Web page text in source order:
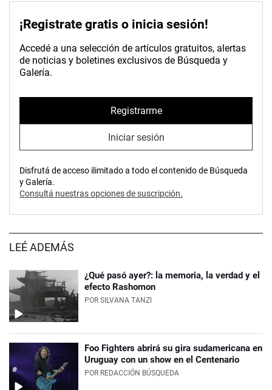
¡Registrate gratis o inicia sesión!
Accedé a una selección de artículos gratuitos, alertas
de noticias y boletines exclusivos de Búsqueda y
Galería.
Registrarme
Iniciar sesión
Disfrutá de acceso ilimitado a todo el contenido de Búsqueda
y Galería.
Consultá nuestras opciones de suscripción.
LEÉ ADEMÁS
¿Qué pasó ayer?: la memoria, la verdad y el
efecto Rashomon
POR SILVANA TANZI
Foo Fighters abrirá su gira sudamericana en
Uruguay con un show en el Centenario
POR REDACCIÓN BÚSQUEDA